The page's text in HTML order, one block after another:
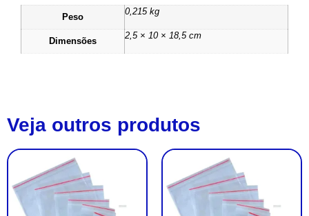
Peso
0,215 kg
Dimensões
2,5 × 10 × 18,5 cm
Veja outros produtos